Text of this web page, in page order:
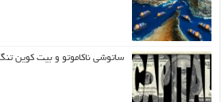
ساتوشی ناکاموتو و بیت کوین